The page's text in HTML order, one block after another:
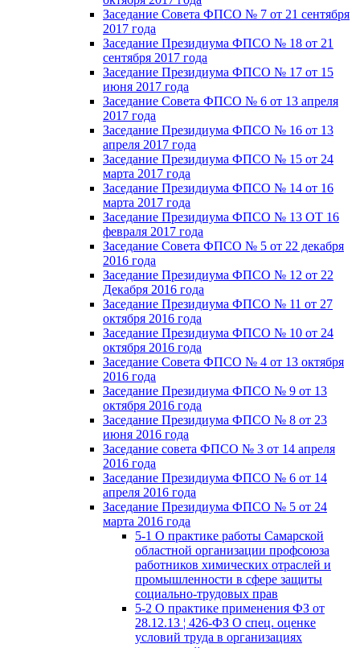
Заседание Совета ФПСО № 7 от 21 сентября
2017 года
Заседание Президиума ФПСО № 18 от 21
сентября 2017 года
Заседание Президиума ФПСО № 17 от 15
июня 2017 года
Заседание Совета ФПСО № 6 от 13 апреля
2017 года
Заседание Президиума ФПСО № 16 от 13
апреля 2017 года
Заседание Президиума ФПСО № 15 от 24
марта 2017 года
Заседание Президиума ФПСО № 14 от 16
марта 2017 года
Заседание Президиума ФПСО № 13 ОТ 16
февраля 2017 года
Заседание Совета ФПСО № 5 от 22 декабря
2016 года
Заседание Президиума ФПСО № 12 от 22
Декабря 2016 года
Заседание Президиума ФПСО № 11 от 27
октября 2016 года
Заседание Президиума ФПСО № 10 от 24
октября 2016 года
Заседание Совета ФПСО № 4 от 13 октября
2016 года
Заседание Президиума ФПСО № 9 от 13
октября 2016 года
Заседание Президиума ФПСО № 8 от 23
июня 2016 года
Заседание совета ФПСО № 3 от 14 апреля
2016 года
Заседание Президиума ФПСО № 6 от 14
апреля 2016 года
Заседание Президиума ФПСО № 5 от 24
марта 2016 года
5-1 О практике работы Самарской
областной организации профсоюза
работников химических отраслей и
промышленности в сфере защиты
социально-трудовых прав
5-2 О практике применения ФЗ от
28.12.13 ¦ 426-ФЗ О спец. оценке
условий труда в организациях